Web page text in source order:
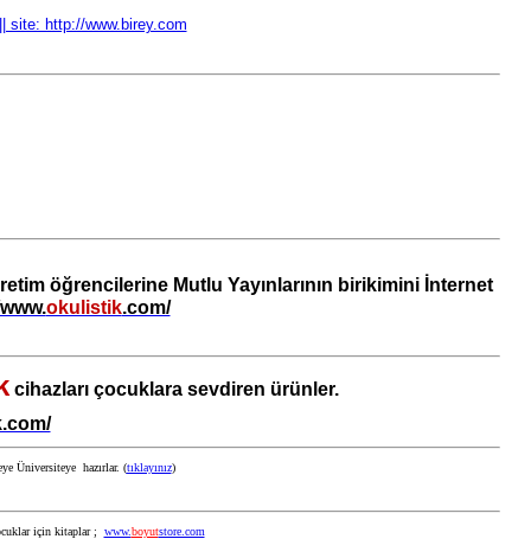
site: http://www.birey.com
öğrencilerine Mutlu Yayınlarının birikimini İnternet
okulistik.com/
cihazları çocuklara sevdiren ürünler.
Üniversiteye hazırlar. (tıklayınız)
için kitaplar ; www.boyutstore.com